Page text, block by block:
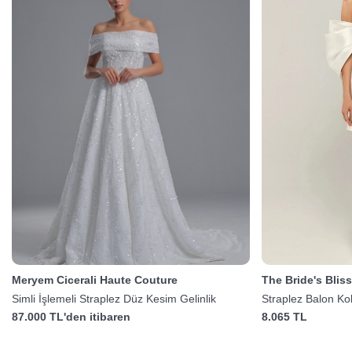
Meryem Cicerali Haute Couture
Simli İşlemeli Straplez Düz Kesim Gelinlik
87.000 TL'den itibaren
The Bride's Bliss
Straplez Balon
8.065 TL